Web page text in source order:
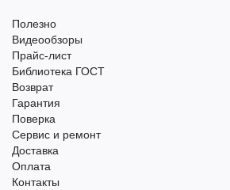
Полезно
Видеообзоры
Прайс-лист
Библиотека ГОСТ
Возврат
Гарантия
Поверка
Сервис и ремонт
Доставка
Оплата
Контакты